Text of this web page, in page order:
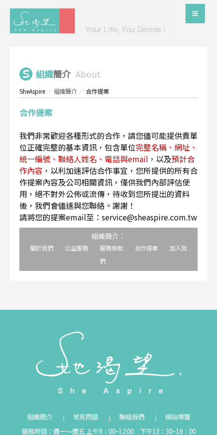
組織簡介 About
SheAspire ／組織簡介 ／ 合作提案
合作提案
我們非常歡迎各種形式的合作，請您儘可能提供貴單
位正確完整的基本資訊，包含單位完整名稱、網址、
統一編號、聯絡人姓名、電話與email ，以及預計合
作內容 ，以利加速評估合作事宜，您所提供的所有合
作提案內容及公司相關資訊，僅供我們內部評估使
用，絕不對外公佈或流傳，待收到您所提出的資料
後，我們會儘速與您聯絡。謝謝！
請將您的提案email至：service@sheaspire.com.tw
組織簡介：
關於我們 公益服務 服務條款 合作提案
加入我
們
組織簡介 常見問題 聯絡我們
網站導覽
服務時間：週一～週五 上午9：00~12:00 下午13：30~18：00